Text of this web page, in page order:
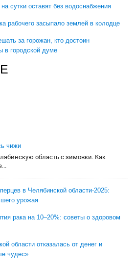
сутки оставят без водоснабжения
рабочего засыпало землей в колодце
за горожан, кто достоин
в городской думе
чижи
область с зимовки. Как
в Челябинской области-2025:
урожая
рака на 10–20%: советы о здоровом
области отказалась от денег и
чудес»